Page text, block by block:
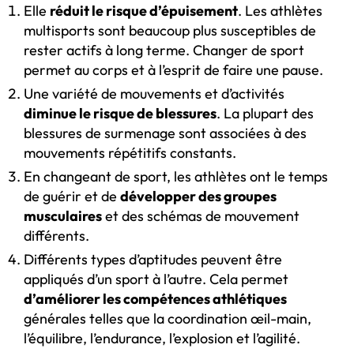
Elle réduit le risque d’épuisement. Les athlètes
multisports sont beaucoup plus susceptibles de
rester actifs à long terme. Changer de sport
permet au corps et à l’esprit de faire une pause.
Une variété de mouvements et d’activités
diminue le risque de blessures. La plupart des
blessures de surmenage sont associées à des
mouvements répétitifs constants.
En changeant de sport, les athlètes ont le temps
de guérir et de développer des groupes
musculaireset des schémas de mouvement
différents.
Différents types d’aptitudes peuvent être
appliqués d’un sport à l’autre. Cela permet
d’améliorer les compétences athlétiques
générales telles que la coordination œil-main,
l’équilibre, l’endurance, l’explosion et l’agilité.